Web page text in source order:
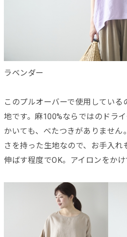
ラベンダー
このプルオーバーで使用している
地です。麻100%ならではのドラ
かいても、べたつきがありません
さを持った生地なので、お手入れ
伸ばす程度でOK。アイロンをかけ